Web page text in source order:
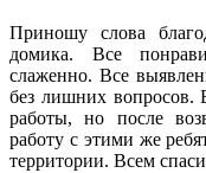
Приношу слова
домика. Все
слаженно. Все
без лишних вопросов.
работы, но после
работу с этими же
территории. Всем